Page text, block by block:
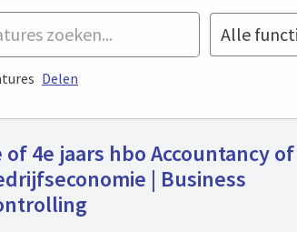
Alle
Delen
of 4e jaars hbo Accountancy of
| Business